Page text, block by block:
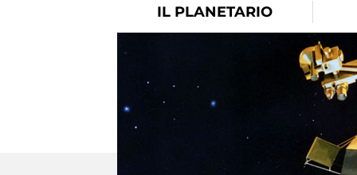
IL PLANETARIO